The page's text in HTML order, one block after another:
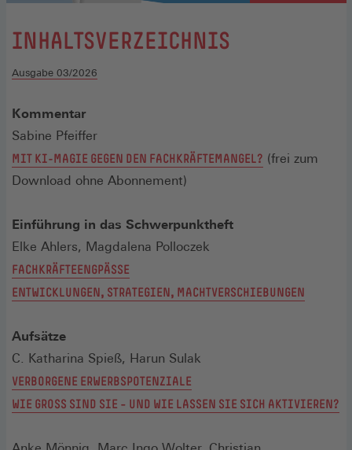
:
INHALTSVERZEICHNIS
Ausgabe 03/2026
Kommentar
Sabine Pfeiffer
MIT KI-MAGIE GEGEN DEN FACHKRÄFTEMANGEL? (frei zum
Download ohne Abonnement)
Einführung in das Schwerpunktheft
Elke Ahlers, Magdalena Polloczek
FACHKRÄFTEENGPÄSSE
ENTWICKLUNGEN, STRATEGIEN, MACHTVERSCHIEBUNGEN
Aufsätze
C. Katharina Spieß, Harun Sulak
VERBORGENE ERWERBSPOTENZIALE
WIE GROSS SIND SIE – UND WIE LASSEN SIE SICH AKTIVIEREN?